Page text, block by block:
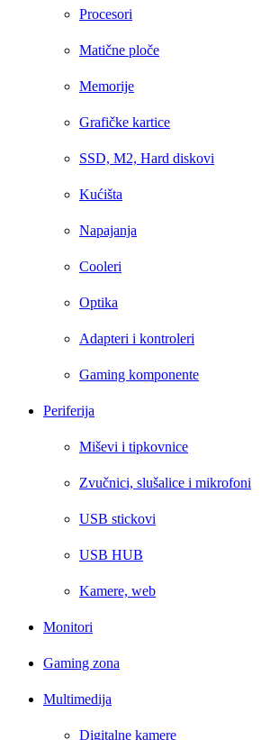
Procesori
Matične ploče
Memorije
Grafičke kartice
SSD, M2, Hard diskovi
Kućišta
Napajanja
Cooleri
Optika
Adapteri i kontroleri
Gaming komponente
Periferija
Miševi i tipkovnice
Zvučnici, slušalice i mikrofoni
USB stickovi
USB HUB
Kamere, web
Monitori
Gaming zona
Multimedija
Digitalne kamere